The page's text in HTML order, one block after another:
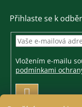
Přihlaste se k
Vložením e-mailu
podmínkami
PŘIHLÁSIT